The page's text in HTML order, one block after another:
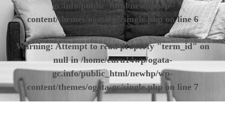
gc.info/public_html/newhp/wp-
content/themes/ogata-gc/single.phpon line6
Warning: Attempt to read property "term_id" on
null in/home/euru14wp/ogata-
gc.info/public_html/newhp/wp-
content/themes/ogata-gc/single.php on line 7